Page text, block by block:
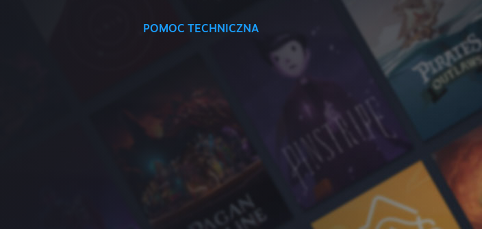
POMOC TECHNICZNA